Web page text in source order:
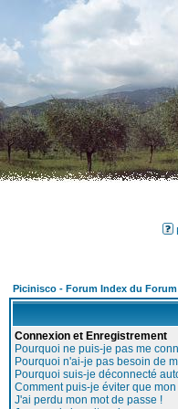
Picinisco - Forum Index du Forum
Connexion et Enregistrement
Pourquoi ne puis-je pas me
Pourquoi n'ai-je pas besoin de
Pourquoi suis-je déconnecté
Comment puis-je éviter que
J'ai perdu mon mot de passe !